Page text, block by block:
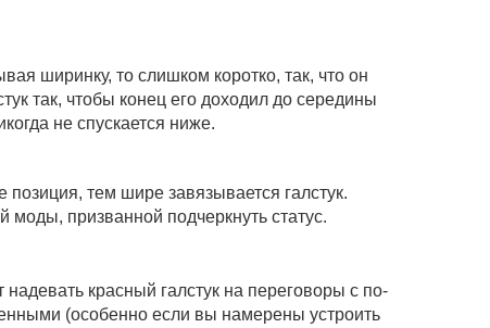
ширинку, то слишком коротко, так, что он
так, чтобы конец его доходил до середины
не спускается ниже.
тем шире завязывается галстук.
моды, призванной подчеркнуть статус.
на­девать красный галстук на переговоры с по­
(особенно если вы намерены устроить